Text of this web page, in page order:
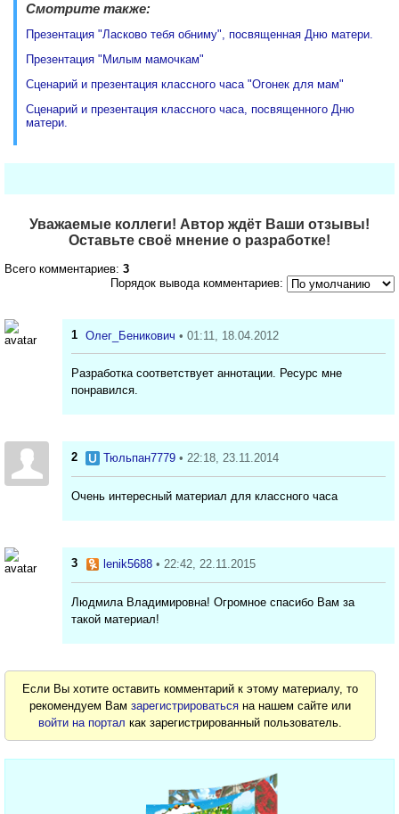
Смотрите также:
Презентация "Ласково тебя обниму", посвященная Дню матери.
Презентация "Милым мамочкам"
Сценарий и презентация классного часа "Огонек для мам"
Сценарий и презентация классного часа, посвященного Дню
матери.
Уважаемые коллеги! Автор ждёт Ваши отзывы!
Оставьте своё мнение о разработке!
Всего комментариев: 3
Порядок вывода комментариев:
1 Олег_Беникович • 01:11, 18.04.2012
Разработка соответствует аннотации. Ресурс мне
понравился.
2 Тюльпан7779 • 22:18, 23.11.2014
Очень интересный материал для классного часа
3 lenik5688 • 22:42, 22.11.2015
Людмила Владимировна! Огромное спасибо Вам за
такой материал!
Если Вы хотите оставить комментарий к этому материалу, то
рекомендуем Вамзарегистрироваться на нашем сайте или
войти на портал как зарегистрированный пользователь.